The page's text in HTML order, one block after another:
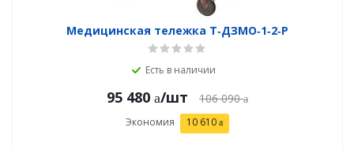
Медицинская тележка Т‑ДЗМО‑1‑2‑Р
Есть в наличии
95 480 /шт 106 090
Экономия 10 610